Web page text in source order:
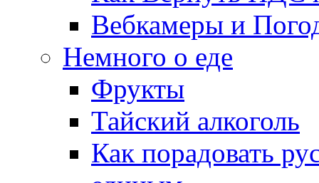
Вебкамеры и
Немного о еде
Фрукты
Тайский алкоголь
Как порадовать